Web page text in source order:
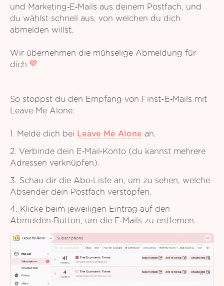
und Marketing‑E‑Mails aus deinem Postfach, und
du wählst schnell aus, von welchen du dich
abmelden willst.
Wir übernehmen die mühselige Abmeldung für
dich
So stoppst du den Empfang von Finst-E‑Mails mit
Leave Me Alone:
1. Melde dich bei Leave Me Alone an.
2. Verbinde dein E‑Mail‑Konto (du kannst mehrere
Adressen verknüpfen).
3. Schau dir die Abo‑Liste an, um zu sehen, welche
Absender dein Postfach verstopfen.
4. Klicke beim jeweiligen Eintrag auf den
Abmelden‑Button, um die E‑Mails zu entfernen.